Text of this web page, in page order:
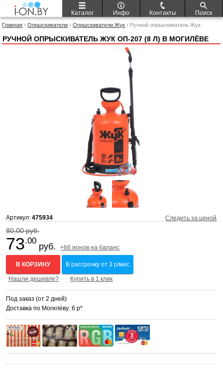
Каталог Инфо Контакты Поиск
Главная ›Опрыскиватели ›Опрыскиватели Жук › Ручной опрыскиватель Жук
РУЧНОЙ ОПРЫСКИВАТЕЛЬ ЖУК ОП-207 (8 Л) В МОГИЛЁВЕ
Артикул:475934 Следить за ценой
80,00 руб.
73.00
руб. +66 ионов на баланс
В КОРЗИНУ В рассрочку от 3 р/мес
Нашли дешевле? Купить в 1 клик
Под заказ (от 2 дней)
Доставка по Могилёву: 6 р*